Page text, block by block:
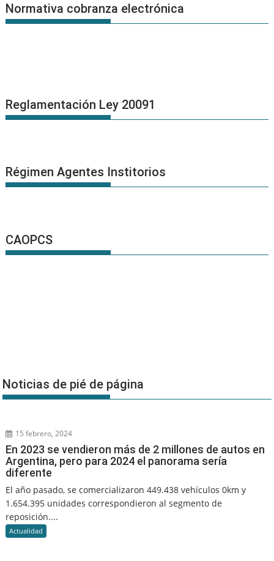
Normativa cobranza electrónica
Reglamentación Ley 20091
Régimen Agentes Institorios
CAOPCS
Noticias de pié de página
15 febrero, 2024
En 2023 se vendieron más de 2 millones de autos en
Argentina, pero para 2024 el panorama sería
diferente
El año pasado, se comercializaron 449.438 vehículos 0km y
1.654.395 unidades correspondieron al segmento de
reposición....
Actualidad